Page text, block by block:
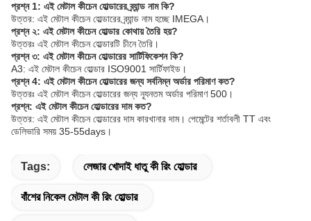
প্রশ্ন 1: এই মেটাল কীচেন হোল্ডারের ব্র্যান্ড নাম কি?
উত্তর: এই মেটাল কীচেন হোল্ডারের ব্র্যান্ড নাম হচ্ছে IMEGA।
প্রশ্ন ২: এই মেটাল কীচেন হোল্ডার কোথায় তৈরি হয়?
উত্তরঃ এই মেটাল কীচেন হোল্ডারটি চীনে তৈরি।
প্রশ্ন ৩: এই মেটাল কীচেন হোল্ডারের সার্টিফিকেশন কি?
A3: এই মেটাল কীচেন হোল্ডার ISO9001 সার্টিফাইড।
প্রশ্ন 4: এই মেটাল কীচেন হোল্ডারের জন্য সর্বনিম্ন অর্ডার পরিমাণ কত?
উত্তরঃ এই মেটাল কীচেন হোল্ডারের জন্য ন্যূনতম অর্ডার পরিমাণ 500।
প্রশ্ন: এই মেটাল কীচেন হোল্ডারের দাম কত?
উত্তর: এই মেটাল কীচেন হোল্ডারের দাম কারখানার দাম। পেমেন্টের শর্তাবলী TT এবং
ডেলিভারি সময় 35-55days।
Tags: লেজার খোদাই ধাতু কী রিং হোল্ডার
বাঁশের নিকেল মেটাল কী রিং হোল্ডার